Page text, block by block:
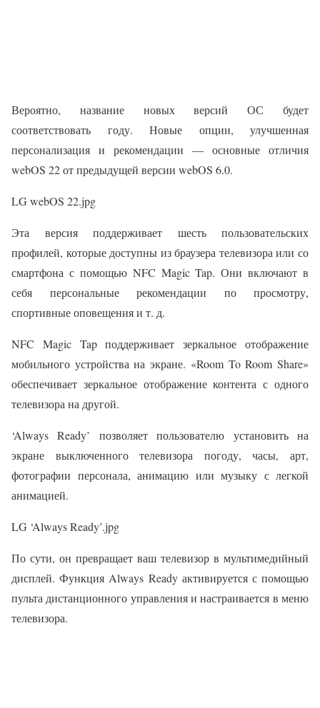
Вероятно, название новых версий ОС будет
соответствовать году. Новые опции, улучшенная
персонализация и рекомендации — основные отличия
webOS 22 от предыдущей версии webOS 6.0.
LG webOS 22.jpg
Эта версия поддерживает шесть пользовательских
профилей, которые доступны из браузера телевизора или со
смартфона с помощью NFC Magic Tap. Они включают в
себя персональные рекомендации по просмотру,
спортивные оповещения и т. д.
NFC Magic Tap поддерживает зеркальное отображение
мобильного устройства на экране. «Room To Room Share»
обеспечивает зеркальное отображение контента с одного
телевизора на другой.
‘Always Ready’ позволяет пользователю установить на
экране выключенного телевизора погоду, часы, арт,
фотографии персонала, анимацию или музыку с легкой
анимацией.
LG ‘Always Ready’.jpg
По сути, он превращает ваш телевизор в мультимедийный
дисплей. Функция Always Ready активируется с помощью
пульта дистанционного управления и настраивается в меню
телевизора.